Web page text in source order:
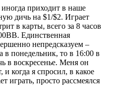
приходит в наше
дичь на $1/$2. Играет
в карты, всего за 8 часов
Единственная
непредсказуем –
в понедельник, то в 16:00 в
в воскресенье. Меня он
и когда я спросил, в какое
играть, просто рассмеялся